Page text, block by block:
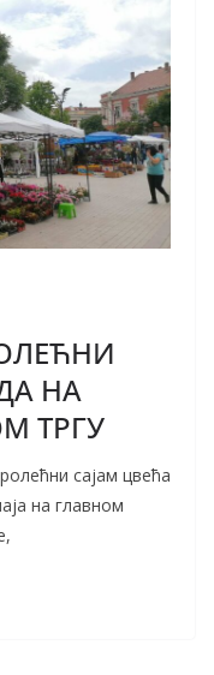
НА
ТРГУ
сајам цвећа
на главном